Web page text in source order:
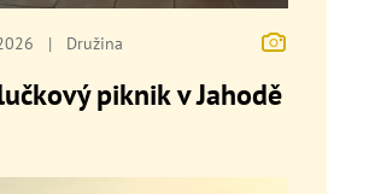
| Družina
piknik v Jahodě